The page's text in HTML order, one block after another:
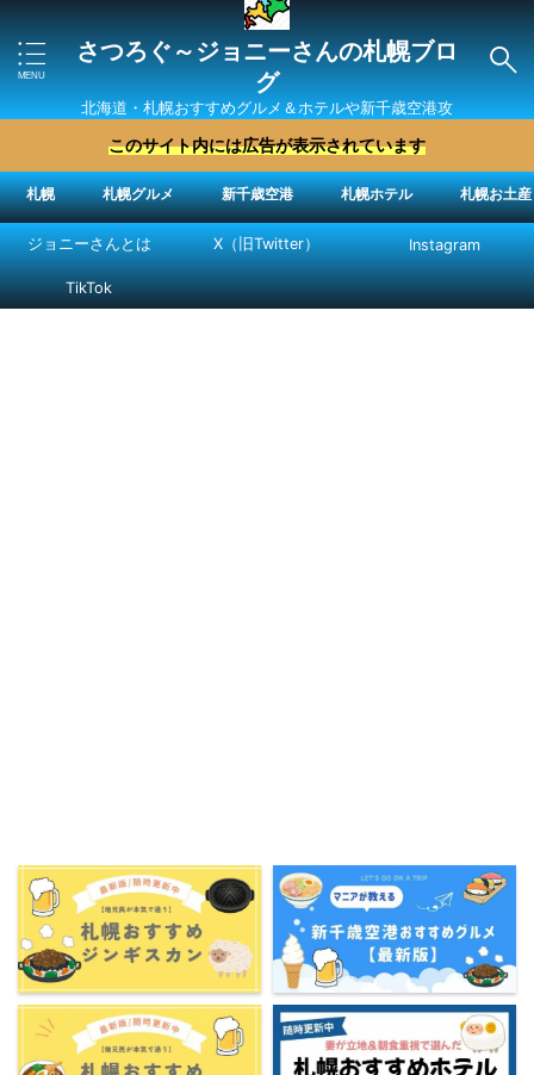
さつろぐ～ジョニーさんの札幌ブロ
グ
北海道・札幌おすすめグルメ＆ホテルや新千歳空港攻
略法を紹介 ″ジョニーさん“で検索
このサイト内には広告が表示されています
札幌 札幌グルメ 新千歳空港 札幌ホテル 札幌お土産
ジョニーさんとは X（旧Twitter） Instagram
TikTok